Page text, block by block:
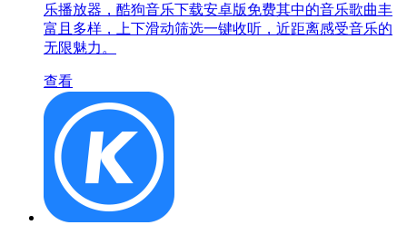
乐播放器，酷狗音乐下载安卓版免费其中的音乐歌曲丰
富且多样，上下滑动筛选一键收听，近距离感受音乐的
无限魅力。
查看